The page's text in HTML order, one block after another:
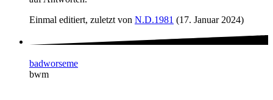
Einmal editiert, zuletzt von N.D.1981 (17. Januar 2024)
badworseme
bwm